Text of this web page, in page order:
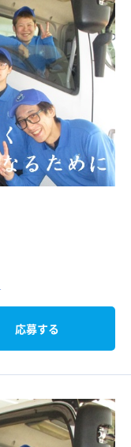
応募する